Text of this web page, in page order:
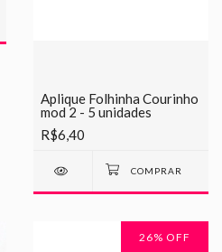
Aplique Folhinha Courinho
mod 2 - 5 unidades
R$6,40
26% OFF